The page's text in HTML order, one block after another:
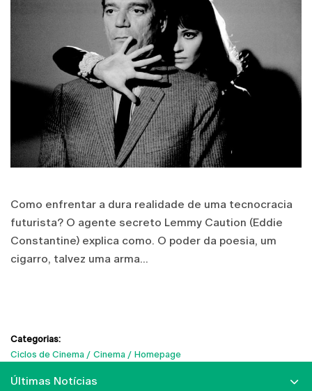
Como enfrentar a dura realidade de uma tecnocracia
futurista? O agente secreto Lemmy Caution (Eddie
Constantine) explica como. O poder da poesia, um
cigarro, talvez uma arma...
Categorias:
Ciclos de Cinema
Cinema Homepage
Últimas Notícias